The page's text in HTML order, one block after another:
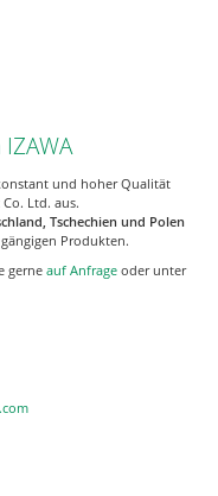
IZAWA
und hoher Qualität
Ltd. aus.
Tschechien und Polen
Produkten.
gerne auf Anfrageoder unter